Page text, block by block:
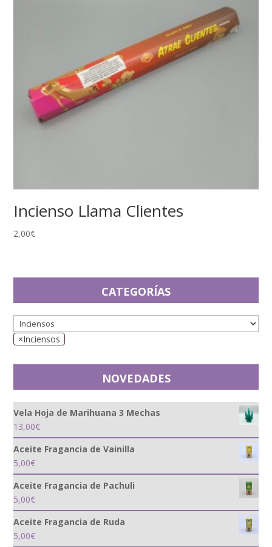
Incienso Llama Clientes
2,00€
CATEGORÍAS
×Inciensos
NOVEDADES
Vela Hoja de Marihuana 3 Mechas
13,00€
Aceite Fragancia de Vainilla
5,00€
Aceite Fragancia de Pachuli
5,00€
Aceite Fragancia de Ruda
5,00€